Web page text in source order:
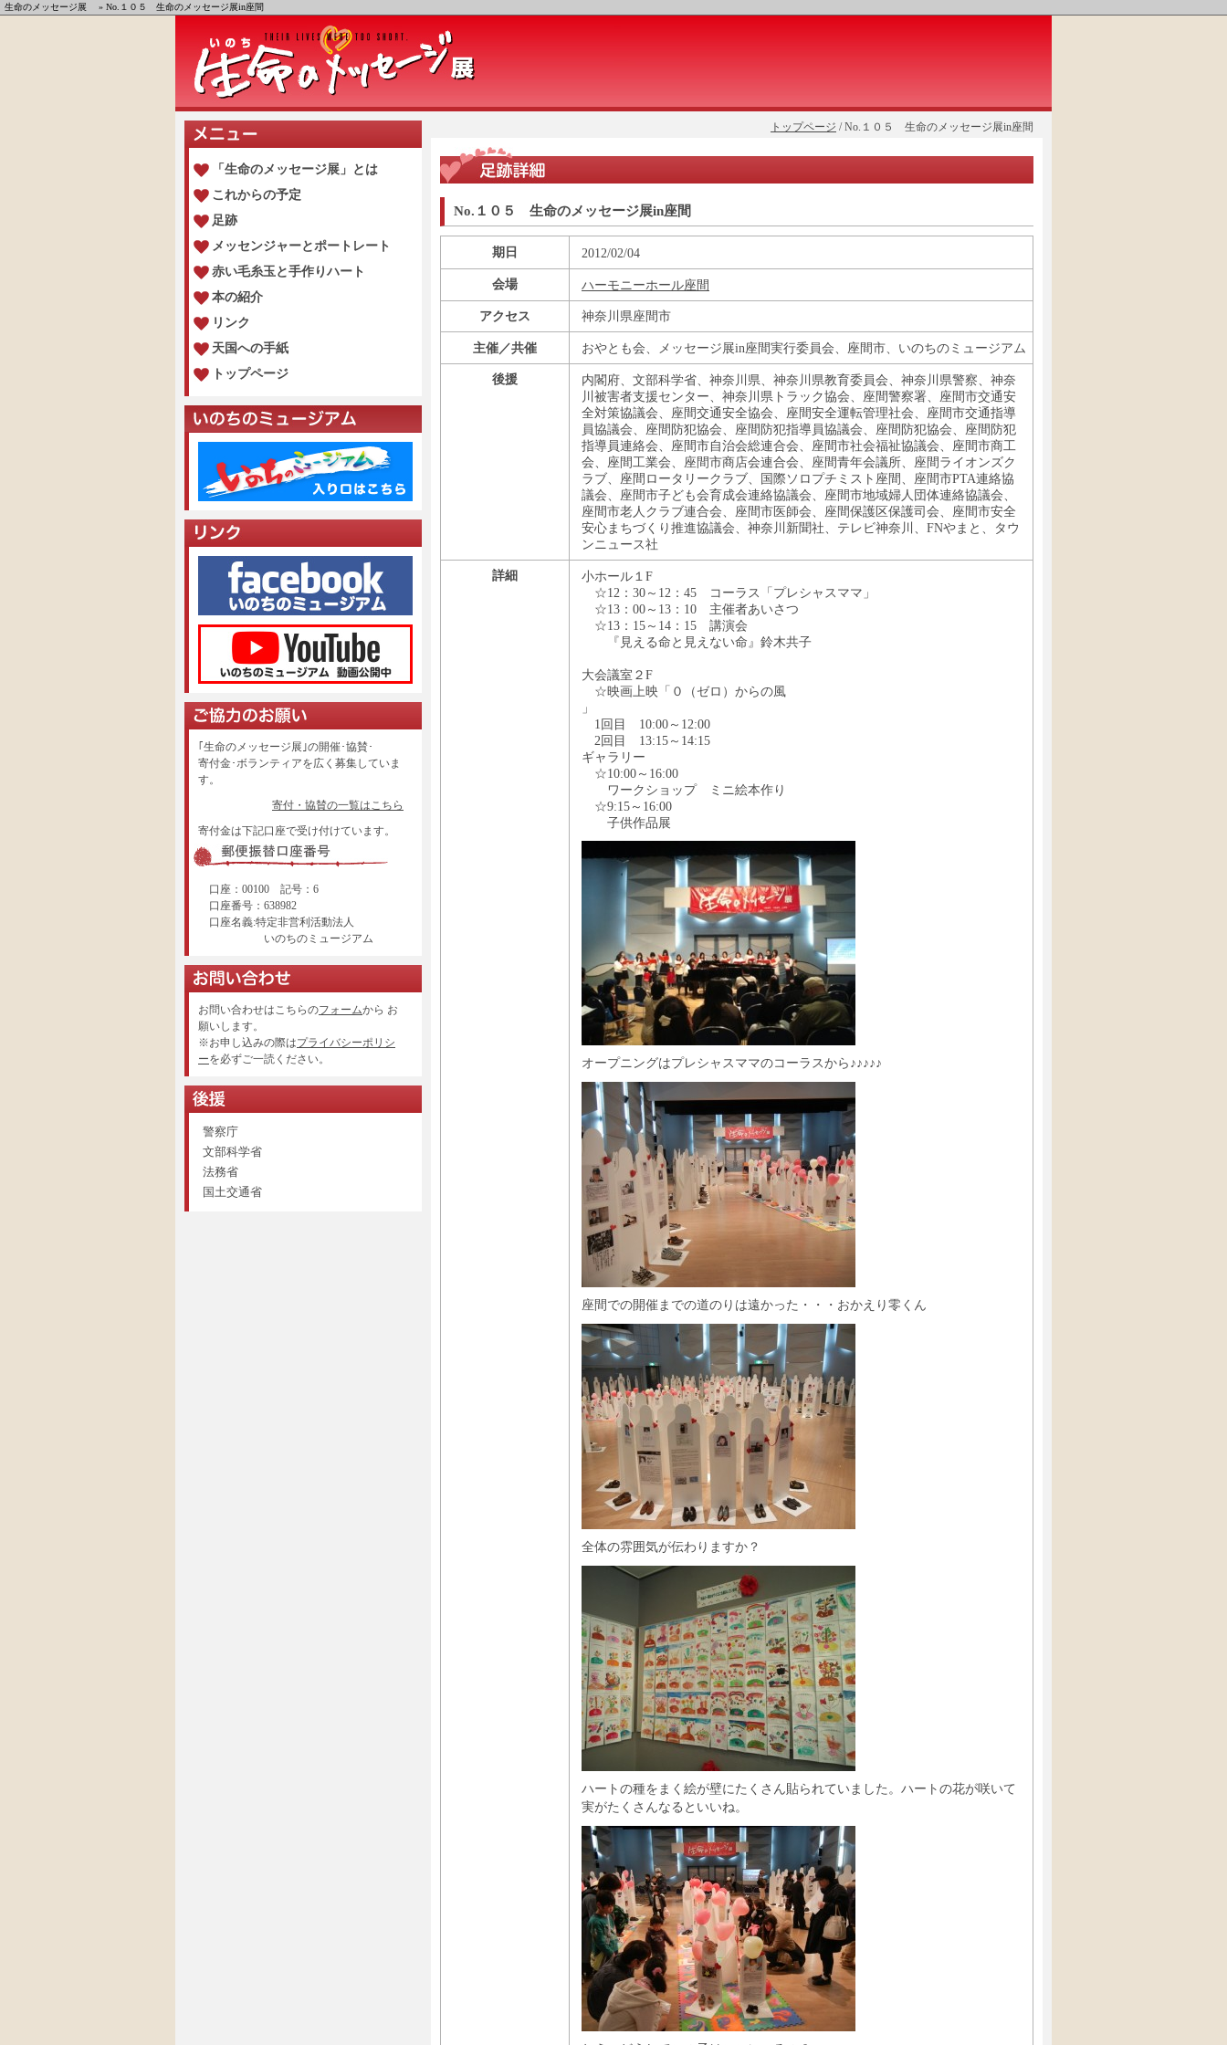
生命のメッセージ展 » No.１０５ 生命のメッセージ展in座間
トップページ / No.１０５ 生命のメッセージ展in座間
No.１０５ 生命のメッセージ展in座間
期日 2012/02/04
会場 ハーモニーホール座間
アクセス 神奈川県座間市
主催／共催 おやとも会、メッセージ展in座間実行委員会、座間市、いのちのミュージアム
後援
内閣府、文部科学省、神奈川県、神奈川県教育委員会、神奈川県警察、神奈
川被害者支援センター、神奈川県トラック協会、座間警察署、座間市交通安
全対策協議会、座間交通安全協会、座間安全運転管理社会、座間市交通指導
員協議会、座間防犯協会、座間防犯指導員協議会、座間防犯協会、座間防犯
指導員連絡会、座間市自治会総連合会、座間市社会福祉協議会、座間市商工
会、座間工業会、座間市商店会連合会、座間青年会議所、座間ライオンズク
ラブ、座間ロータリークラブ、国際ソロプチミスト座間、座間市PTA連絡協
議会、座間市子ども会育成会連絡協議会、座間市地域婦人団体連絡協議会、
座間市老人クラブ連合会、座間市医師会、座間保護区保護司会、座間市安全
安心まちづくり推進協議会、神奈川新聞社、テレビ神奈川、FNやまと、タウ
ンニュース社
詳細
小ホール１F
☆12：30～12：45 コーラス「プレシャスママ」
☆13：00～13：10 主催者あいさつ
☆13：15～14：15 講演会
『見える命と見えない命』鈴木共子
大会議室２F
☆映画上映「０（ゼロ）からの風
」
1回目 10:00～12:00
2回目 13:15～14:15
ギャラリー
☆10:00～16:00
ワークショップ ミニ絵本作り
☆9:15～16:00
子供作品展
オープニングはプレシャスママのコーラスから♪♪♪♪♪
座間での開催までの道のりは遠かった・・・おかえり零くん
全体の雰囲気が伝わりますか？
ハートの種をまく絵が壁にたくさん貼られていました。ハートの花が咲いて
実がたくさんなるといいね。
「生命のメッセージ展」とは
これからの予定
足跡
メッセンジャーとポートレート
赤い毛糸玉と手作りハート
本の紹介
リンク
天国への手紙
トップページ
｢生命のメッセージ展｣の開催･協賛･
寄付金･ボランティアを広く募集していま
す。
寄付・協賛の一覧はこちら
寄付金は下記口座で受け付けています。
口座：00100 記号：6
口座番号：638982
口座名義:特定非営利活動法人
いのちのミュージアム
お問い合わせはこちらのフォームから お
願いします。
※お申し込みの際はプライバシーポリシ
ーを必ずご一読ください。
警察庁
文部科学省
法務省
国土交通省